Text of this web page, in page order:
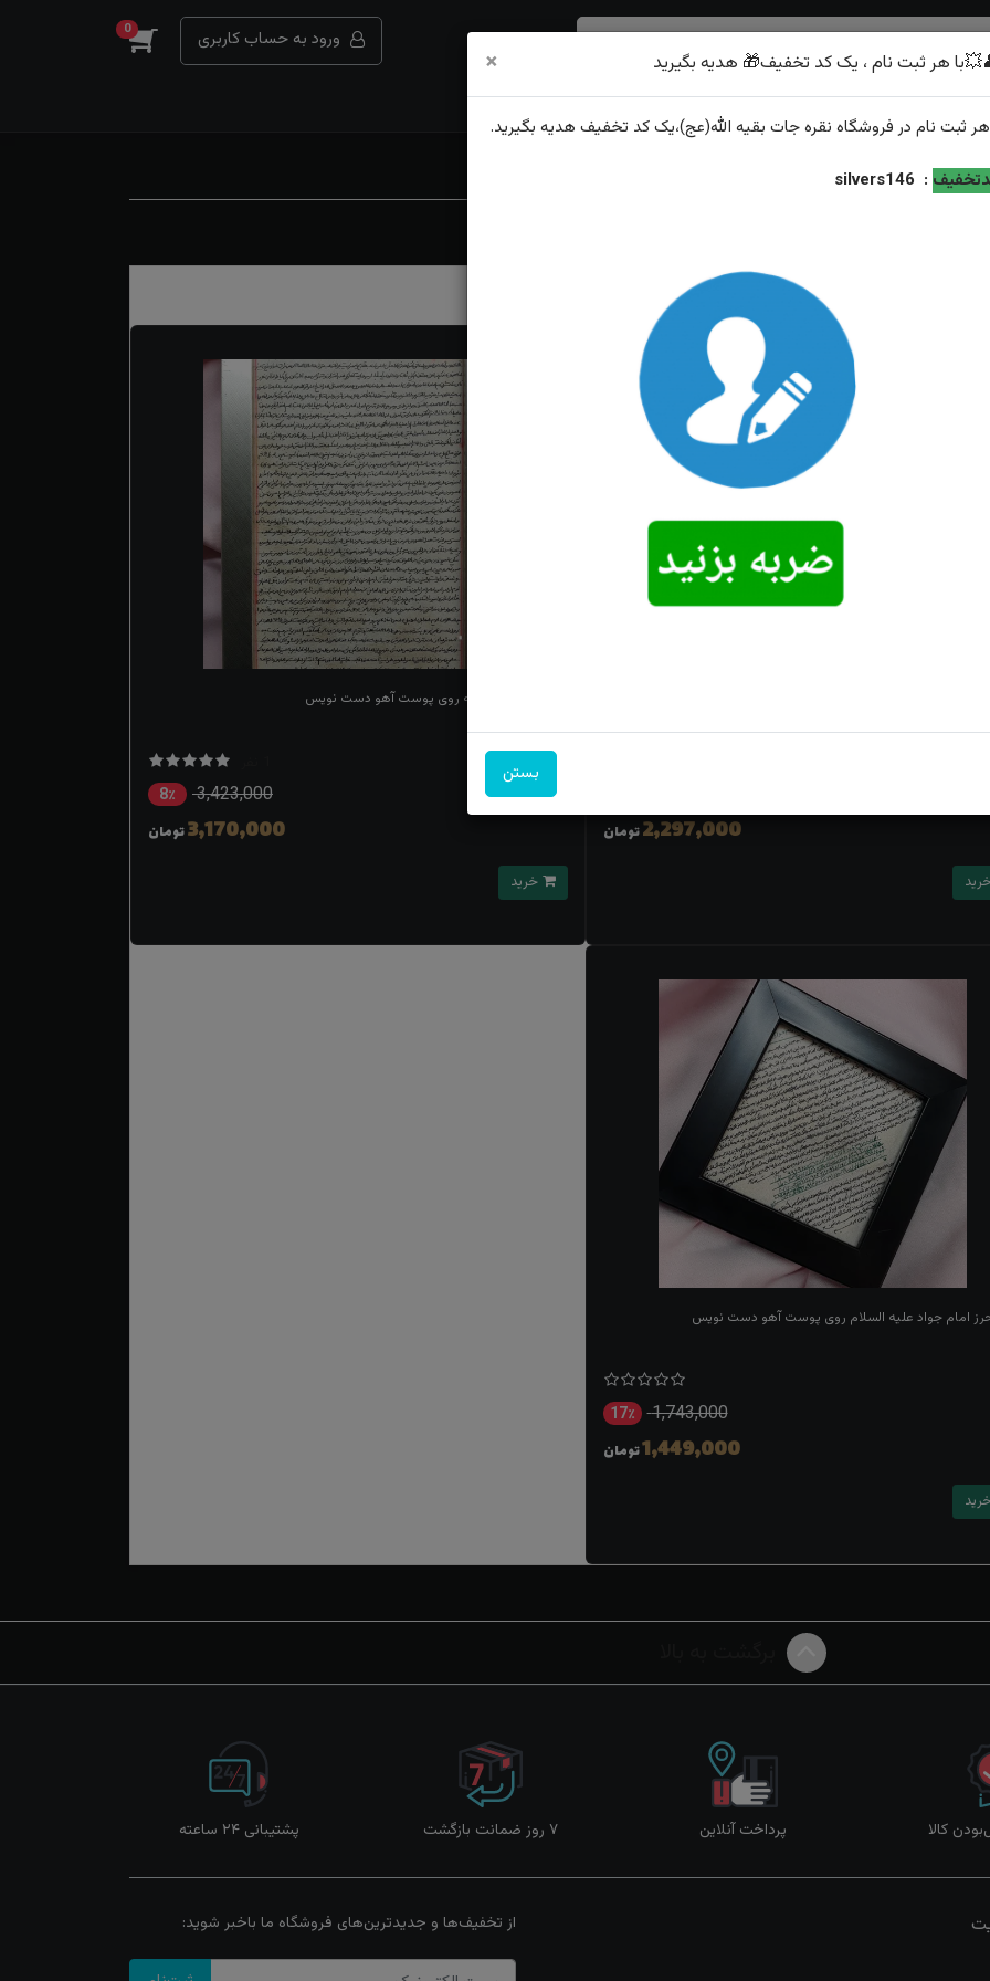
ورود به حساب کاربری 0
گران‌ترین
کبیر امام جواد(ع) پوست آهواصل دستنویس سایز 30×40
2,297,000تومان
تابلو حرز ابی دجانه روی پوست آهو دست نویس
3,423,000 8٪
3,170,000تومان
خرید
حرز امام جواد علیه السلام روی پوست آهو دست نویس
1,743,000 17٪
1,449,000تومان
هر ثبت نام ، یک کد تخفیف🎁 هدیه بگیرید ×
ثبت نام در فروشگاه نقره جات بقیه الله(عج)،یک کد تخفیف هدیه بگیرید.
:
silvers146
بستن
کالا پرداخت آنلاین ۷ روز ضمانت بازگشت پشتیبانی ۲۴ ساعته
از تخفیف‌ها و جدیدترین‌های فروشگاه ما باخبر شوید: